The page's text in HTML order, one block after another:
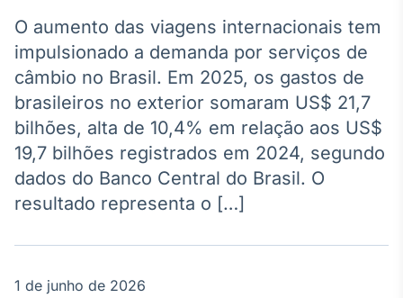
Agro
Tudo sobre o
agronegócio
Broadcast
Político
Os bastidores da
política em
tempo real
O aumento das viagens internacionais tem
impulsionado a demanda por serviços de
câmbio no Brasil. Em 2025, os gastos de
brasileiros no exterior somaram US$ 21,7
bilhões, alta de 10,4% em relação aos US$
19,7 bilhões registrados em 2024, segundo
dados do Banco Central do Brasil. O
resultado representa o […]
1 de junho de 2026